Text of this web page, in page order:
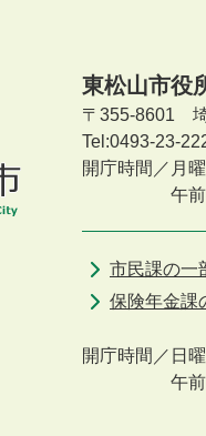
東松山市役
〒355-8601
Tel:0493-23-
開庁時間／月
午
市民課の一
保険年金課
開庁時間／ 日
午